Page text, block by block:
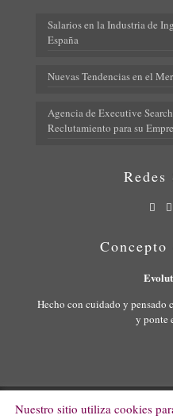
Salarios en la Industria de
España
Nuevas Tendencias en el
Agencia de Executive
Reclutamiento para su
Redes
Hecho con cuidado y pensado
y ponte
Nuestro sitio utiliza cookies